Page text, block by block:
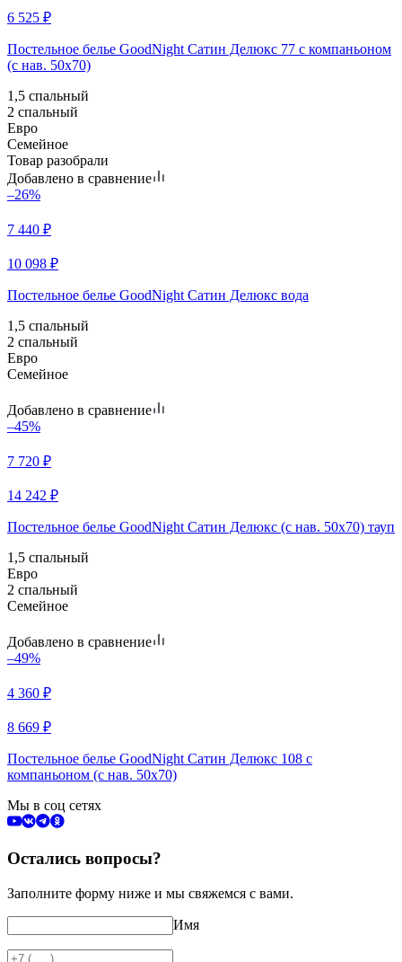
6 525 ₽
Постельное белье GoodNight Сатин Делюкс 77 с компаньоном
(с нав. 50х70)
1,5 спальный
2 спальный
Евро
Семейное
Товар разобрали
Добавлено в сравнение
–26%
7 440 ₽
10 098 ₽
Постельное белье GoodNight Сатин Делюкс вода
1,5 спальный
2 спальный
Евро
Семейное
Добавлено в сравнение
–45%
7 720 ₽
14 242 ₽
Постельное белье GoodNight Сатин Делюкс (с нав. 50х70) тауп
1,5 спальный
Евро
2 спальный
Семейное
Добавлено в сравнение
–49%
4 360 ₽
8 669 ₽
Постельное белье GoodNight Сатин Делюкс 108 с
компаньоном (с нав. 50х70)
Мы в соц сетях
Остались вопросы?
Заполните форму ниже и мы свяжемся с вами.
Имя